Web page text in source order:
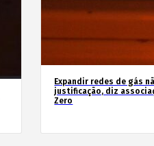
Expandir redes de gás
justificação, diz
Zero